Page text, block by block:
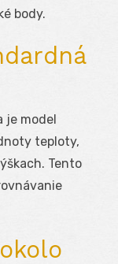
body.
je model
teploty,
Tento